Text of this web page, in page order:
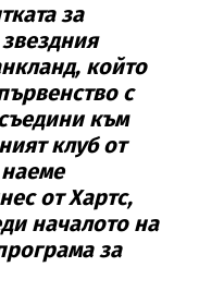
за
който
с
към
клуб от
от Хартс,
началото на
за